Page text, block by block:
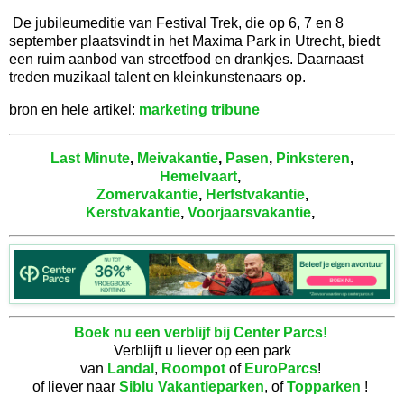
De jubileumeditie van Festival Trek, die op 6, 7 en 8
september plaatsvindt in het Maxima Park in Utrecht, biedt
een ruim aanbod van streetfood en drankjes. Daarnaast
treden muzikaal talent en kleinkunstenaars op.
bron en hele artikel: marketing tribune
Last Minute, Meivakantie, Pasen, Pinksteren,
Hemelvaart,
Zomervakantie, Herfstvakantie,
Kerstvakantie, Voorjaarsvakantie,
Boek nu een verblijf bij Center Parcs!
Verblijft u liever op een park
van Landal , Roompotof EuroParcs!
of liever naar Siblu Vakantieparken, ofTopparken !